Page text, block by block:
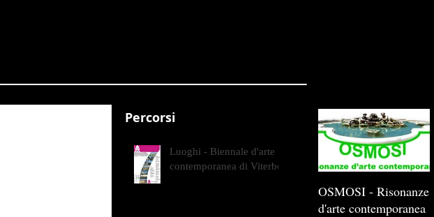
Percorsi
Luoghi - Biennale d'arte
contemporanea di Viterbo
OSMOSI - Risonanze
d'arte contemporanea